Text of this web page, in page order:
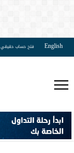
English فتح حساب حقيقي